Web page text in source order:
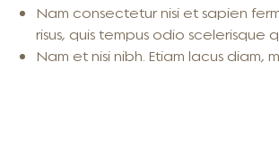
Nam consectetur nisi et sapien
risus, quis tempus odio scelerisque
Nam et nisi nibh. Etiam lacus diam,